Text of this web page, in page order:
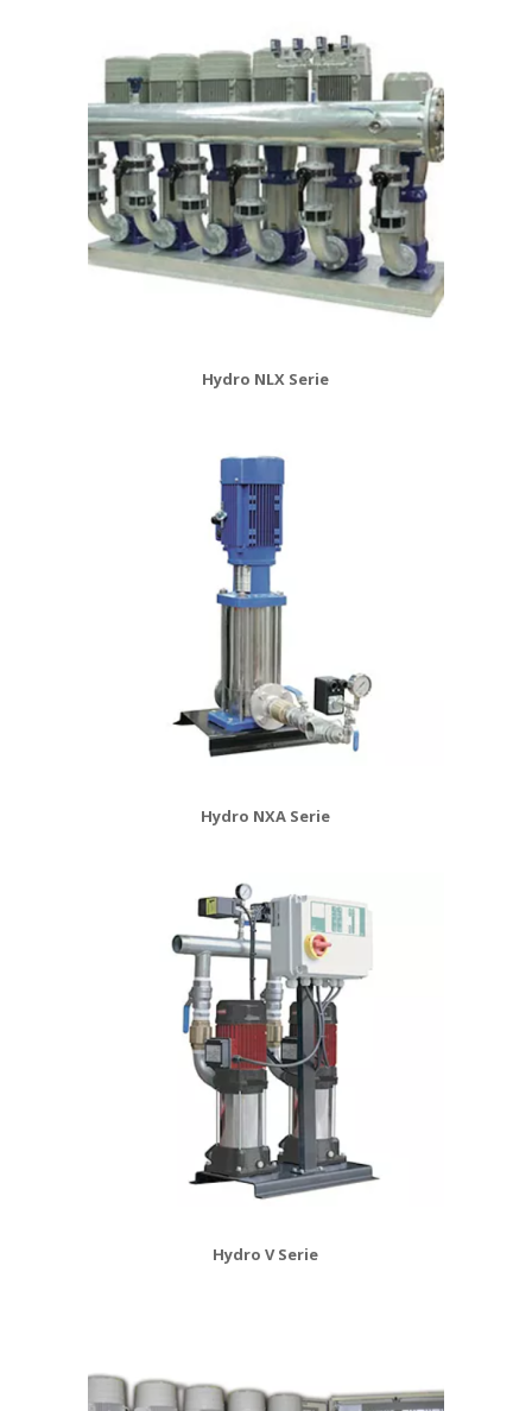
Hydro NLX Serie
Hydro NXA Serie
Hydro V Serie